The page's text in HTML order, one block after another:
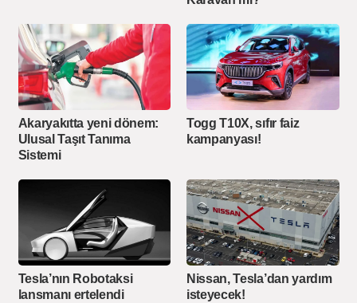
Akaryakıtta yeni dönem:
Ulusal Taşıt Tanıma
Sistemi
Togg T10X, sıfır faiz
kampanyası!
Tesla’nın Robotaksi
lansmanı ertelendi
Nissan, Tesla’dan yardım
isteyecek!